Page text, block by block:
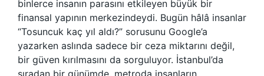
binlerce insanın parasını etkileyen büyük bir
finansal yapının merkezindeydi. Bugün hâlâ insanlar
“Tosuncuk kaç yıl aldı?” sorusunu Google’a
yazarken aslında sadece bir ceza miktarını değil,
bir güven kırılmasını da sorguluyor. İstanbul’da
sıradan bir günümde, metroda insanların